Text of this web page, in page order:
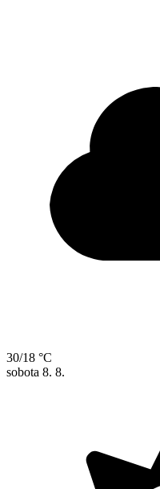
30/18 °C
sobota 8. 8.